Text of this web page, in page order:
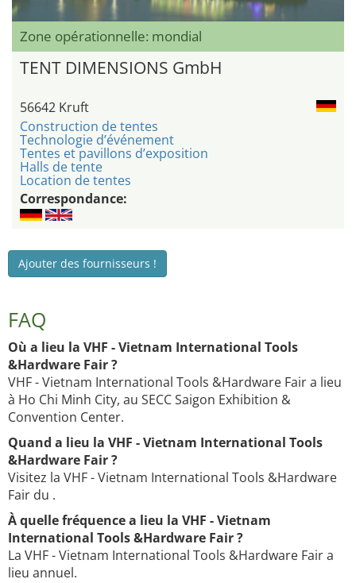
Zone opérationnelle: mondial
TENT DIMENSIONS GmbH
56642 Kruft
Construction de tentes
Technologie d’événement
Tentes et pavillons d’exposition
Halls de tente
Location de tentes
Correspondance:
Ajouter des fournisseurs !
FAQ
Où a lieu la VHF - Vietnam International Tools
&Hardware Fair ?
VHF - Vietnam International Tools &Hardware Fair a lieu
à Ho Chi Minh City, au SECC Saigon Exhibition &
Convention Center.
Quand a lieu la VHF - Vietnam International Tools
&Hardware Fair ?
Visitez la VHF - Vietnam International Tools &Hardware
Fair du .
À quelle fréquence a lieu la VHF - Vietnam
International Tools &Hardware Fair ?
La VHF - Vietnam International Tools &Hardware Fair a
lieu annuel.